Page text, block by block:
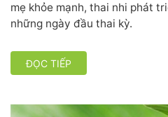
mẹ khỏe mạnh, thai nhi phát
những ngày đầu thai kỳ.
ĐỌC TIẾP